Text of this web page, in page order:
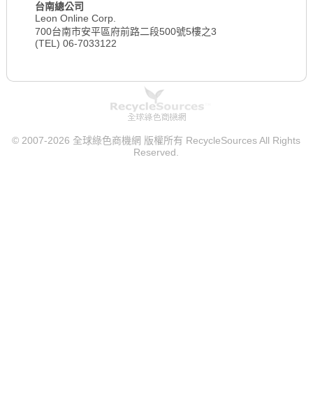
台南總公司
Leon Online Corp.
700台南市安平區府前路二段500號5樓之3
(TEL) 06-7033122
© 2007-2026 全球綠色商機網 版權所有 RecycleSources All Rights
Reserved.